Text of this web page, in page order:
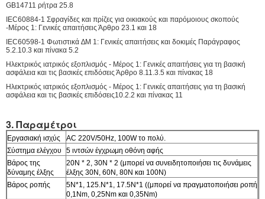
GB14711 ρήτρα 25.8
IEC60884-1 Σφραγίδες και πρίζες για οικιακούς και παρόμοιους σκοπούς
-Μέρος 1: Γενικές απαιτήσεις Άρθρο 23.1 και 18
IEC60598-1 Φωτιστικά ∆Μ 1: Γενικές απαιτήσεις και δοκιμές Παράγραφος
5.2.10.3 και πίνακα 5.2
Ηλεκτρικός ιατρικός εξοπλισμός - Μέρος 1: Γενικές απαιτήσεις για τη βασική
ασφάλεια και τις βασικές επιδόσεις Άρθρο 8.11.3.5 και πίνακας 18
Ηλεκτρικός ιατρικός εξοπλισμός - Μέρος 1: Γενικές απαιτήσεις για τη βασική
ασφάλεια και τις βασικές επιδόσεις10.2.2 και πίνακας 11
3. Παραμέτροι
Εργασιακή ισχύς
AC 220V/50Hz, 100W το πολύ.
Σύστημα ελέγχου
5 ιντσών έγχρωμη οθόνη αφής
Βάρος της
δύναμης έλξης
20N * 2, 30N * 2 (μπορεί να συνειδητοποιήσει τις δυνάμεις
έλξης 30N, 60N, 80N και 100N)
Βάρος ροπής
5N*1, 125.N*1, 17.5N*1 ((μπορεί να πραγματοποιήσει ροπή
0,1Nm, 0,25Nm και 0,35Nm)